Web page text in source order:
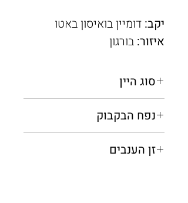
יקב: דומיין בואיסון באטו
איזור: בורגון
סוג היין
נפח הבקבוק
זן הענבים